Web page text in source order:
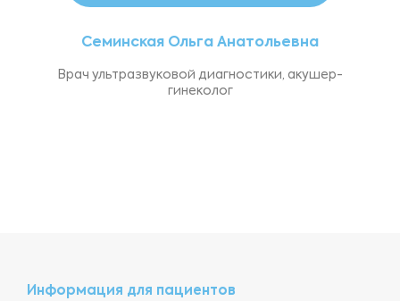
Семинская Ольга Анатольевна
Врач ультразвуковой диагностики, акушер-
гинеколог
Информация для пациентов